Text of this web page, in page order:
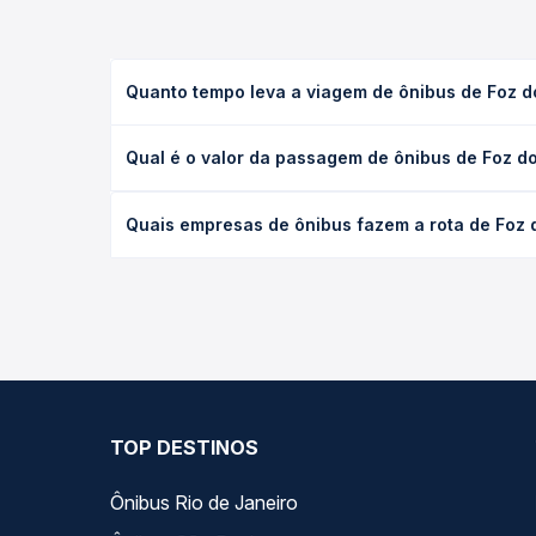
Quanto tempo leva a viagem de ônibus de Foz
(convencional, executivo ou leito) e as condições
Qual é o valor da passagem de ônibus de Foz
tipo de poltrona e a antecedência da compra. Na
Quais empresas de ônibus fazem a rota de Foz
TOP DESTINOS
Ônibus Rio de Janeiro